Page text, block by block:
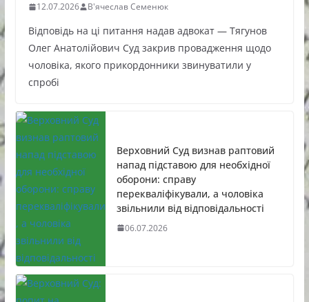
12.07.2026 В'ячеслав Семенюк
Відповідь на ці питання надав адвокат — Тягунов
Олег Анатолійович Суд закрив провадження щодо
чоловіка, якого прикордонники звинуватили у
спробі
Верховний Суд визнав раптовий
напад підставою для необхідної
оборони: справу
перекваліфікували, а чоловіка
звільнили від відповідальності
06.07.2026